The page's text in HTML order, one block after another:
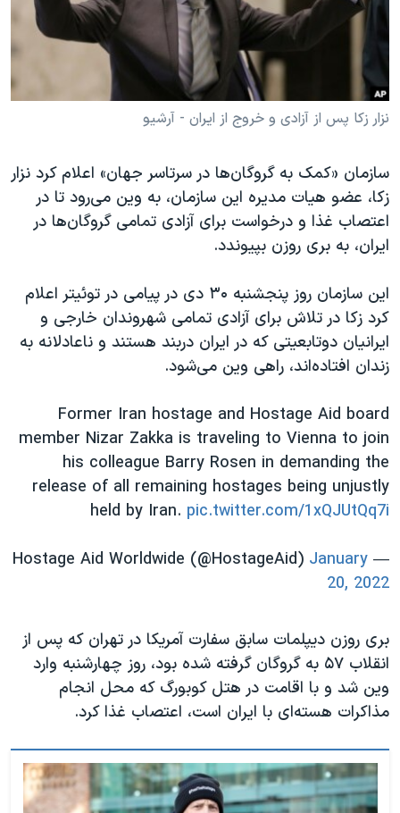
فرهنگ و زندگی
حقوق شهروندی
اقتصادی
علم و فناوری
گالری عکس
آرشیو پخش زنده
مستندها
انتخابات ریاست جمهوری آمریکا ۲۰۲۴
حمله جمهوری اسلامی به اسرائیل
رمز مهسا
اعتراضات زن، زندگی، آزادی
مجموعه مستندهای دادخواهی
تریبونال مردمی آبان ۹۸
چهل سال گروگان‌گیری
قانون شفافیت دارائی کادر رهبری ایران
اعتراضات مردمی آبان ۹۸
نرگس محمدی برنده جایزه نوبل صلح
همایش محافظه‌کاران آمریکا «سی‌پک»
صفحه‌های ویژه
دنبال کنید
نزار زکا پس از آزادی و خروج از ایران - آرشیو
سازمان «کمک به گروگان‌ها در سرتاسر جهان» اعلام کرد نزار
زکا، عضو هیات مدیره این سازمان، به وین می‌رود تا در
اعتصاب غذا و درخواست برای آزادی تمامی گروگان‌ها در
ایران، به بری روزن بپیوندد.
این سازمان روز پنجشنبه ۳۰ دی در پیامی در توئیتر اعلام
کرد زکا در تلاش برای آزادی تمامی شهروندان خارجی و
ایرانیان دوتابعیتی که در ایران دربند هستند و ناعادلانه به
زندان افتاده‌اند، راهی وین می‌شود.
Former Iran hostage and Hostage Aid board
member Nizar Zakka is traveling to Vienna to join
his colleague Barry Rosen in demanding the
release of all remaining hostages being unjustly
held by Iran. pic.twitter.com/1xQJUtQq7i
— Hostage Aid Worldwide (@HostageAid)
January
20, 2022
بری روزن دیپلمات سابق سفارت آمریکا در تهران که پس از
انقلاب ۵۷ به گروگان گرفته شده بود، روز چهارشنبه وارد
وین شد و با اقامت در هتل کوبورگ که محل انجام
مذاکرات هسته‌ای با ایران است، اعتصاب غذا کرد.